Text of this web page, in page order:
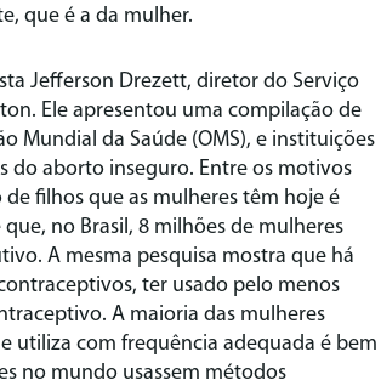
que é a da mulher.
Jefferson Drezett, diretor do Serviço
Ele apresentou uma compilação de
Mundial da Saúde (OMS), e instituições
do aborto inseguro. Entre os motivos
filhos que as mulheres têm hoje é
no Brasil, 8 milhões de mulheres
A mesma pesquisa mostra que há
ter usado pelo menos
A maioria das mulheres
utiliza com frequência adequada é bem
no mundo usassem métodos